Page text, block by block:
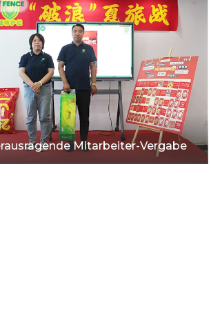
Mitarbeiter-Vergabe